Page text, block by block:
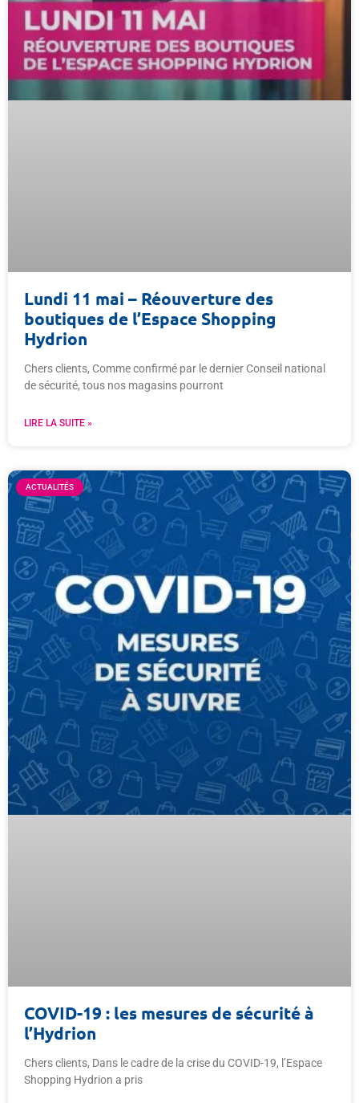
Lundi 11 mai – Réouverture des
boutiques de l’Espace Shopping
Hydrion
Chers clients, Comme confirmé par le dernier Conseil national
de sécurité, tous nos magasins pourront
LIRE LA SUITE »
ACTUALITÉS
COVID-19 : les mesures de sécurité à
l’Hydrion
Chers clients, Dans le cadre de la crise du COVID-19, l’Espace
Shopping Hydrion a pris